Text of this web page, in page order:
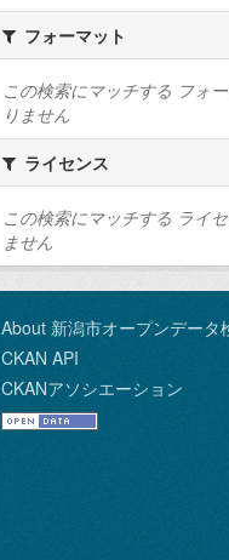
フォーマット
この検索にマッチする フォ
りません
ライセンス
この検索にマッチする ライ
ません
About 新潟市オープンデータ
CKAN API
CKANアソシエーション